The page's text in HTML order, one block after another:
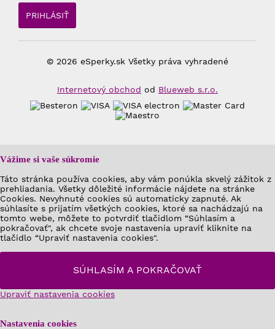
© 2026 eSperky.sk Všetky práva vyhradené
Internetový obchod od Blueweb s.r.o.
Vážime si vaše súkromie
Táto stránka používa cookies, aby vám ponúkla skvelý zážitok z
prehliadania. Všetky dôležité informácie nájdete na stránke
Cookies. Nevyhnuté cookies sú automaticky zapnuté. Ak
súhlasíte s prijatím všetkých cookies, ktoré sa nachádzajú na
tomto webe, môžete to potvrdiť tlačidlom “Súhlasím a
pokračovať", ak chcete svoje nastavenia upraviť kliknite na
tlačidlo “Upraviť nastavenia cookies".
SÚHLASÍM A POKRAČOVAŤ
Upraviť nastavenia cookies
Nastavenia cookies